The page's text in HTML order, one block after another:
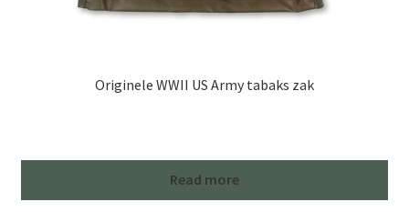
Originele WWII US Army tabaks zak
Read more